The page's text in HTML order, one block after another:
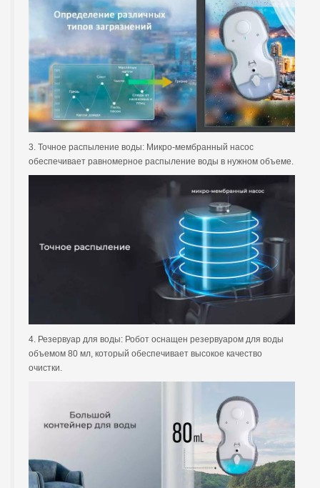
3. Точное распыление воды: Микро-мембранный насос
обеспечивает равномерное распыление воды в нужном объеме.
4. Резервуар для воды: Робот оснащен резервуаром для воды
объемом 80 мл, который обеспечивает высокое качество
очистки.